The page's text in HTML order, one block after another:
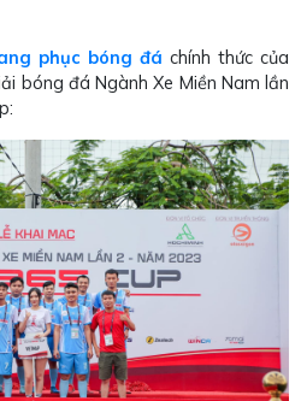
phục bóng đá chính thức của
bóng đá Ngành Xe Miền Nam lần